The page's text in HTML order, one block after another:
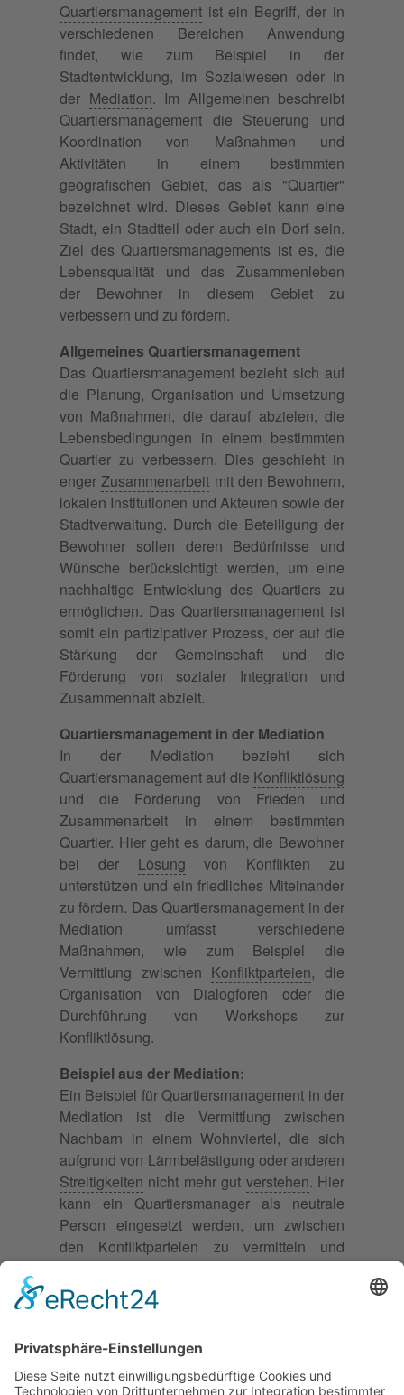
Quartiersmanagement ist ein Begriff, der in
verschiedenen Bereichen Anwendung
findet, wie zum Beispiel in der
Stadtentwicklung, im Sozialwesen oder in
der Mediation. Im Allgemeinen beschreibt
Quartiersmanagement die Steuerung und
Koordination von Maßnahmen und
Aktivitäten in einem bestimmten
geografischen Gebiet, das als "Quartier"
bezeichnet wird. Dieses Gebiet kann eine
Stadt, ein Stadtteil oder auch ein Dorf sein.
Ziel des Quartiersmanagements ist es, die
Lebensqualität und das Zusammenleben
der Bewohner in diesem Gebiet zu
verbessern und zu fördern.
Allgemeines Quartiersmanagement
Das Quartiersmanagement bezieht sich auf
die Planung, Organisation und Umsetzung
von Maßnahmen, die darauf abzielen, die
Lebensbedingungen in einem bestimmten
Quartier zu verbessern. Dies geschieht in
engerZusammenarbeit mit den Bewohnern,
lokalen Institutionen und Akteuren sowie der
Stadtverwaltung. Durch die Beteiligung der
Bewohner sollen deren Bedürfnisse und
Wünsche berücksichtigt werden, um eine
nachhaltige Entwicklung des Quartiers zu
ermöglichen. Das Quartiersmanagement ist
somit ein partizipativer Prozess, der auf die
Stärkung der Gemeinschaft und die
Förderung von sozialer Integration und
Zusammenhalt abzielt.
Quartiersmanagement in der Mediation
In der Mediation bezieht sich
Quartiersmanagement auf die Konfliktlösung
und die Förderung von Frieden und
Zusammenarbeit in einem bestimmten
Quartier. Hier geht es darum, die Bewohner
bei der Lösung von Konflikten zu
unterstützen und ein friedliches Miteinander
zu fördern. Das Quartiersmanagement in der
Mediation umfasst verschiedene
Maßnahmen, wie zum Beispiel die
Vermittlung zwischen Konfliktparteien, die
Organisation von Dialogforen oder die
Durchführung von Workshops zur
Konfliktlösung.
Beispiel aus der Mediation:
Ein Beispiel für Quartiersmanagement in der
Mediation ist die Vermittlung zwischen
Nachbarn in einem Wohnviertel, die sich
aufgrund von Lärmbelästigung oder anderen
Streitigkeiten nicht mehr gut verstehen. Hier
kann ein Quartiersmanager als neutrale
Person eingesetzt werden, um zwischen
den Konfliktparteien zu vermitteln und
gemeinsam eine Lösung zu erarbeiten.
Durch die Einbindung der Bewohner und die
Förderung von
Verbesserung des Zusammenlebens im
Quartier erreicht werden.